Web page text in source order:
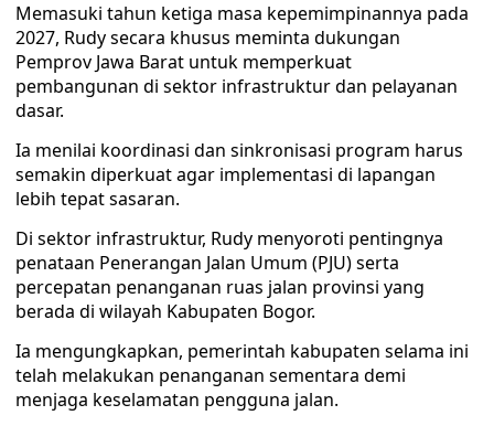
Memasuki tahun ketiga masa kepemimpinannya pada
2027, Rudy secara khusus meminta dukungan
Pemprov Jawa Barat untuk memperkuat
pembangunan di sektor infrastruktur dan pelayanan
dasar.
Ia menilai koordinasi dan sinkronisasi program harus
semakin diperkuat agar implementasi di lapangan
lebih tepat sasaran.
Di sektor infrastruktur, Rudy menyoroti pentingnya
penataan Penerangan Jalan Umum (PJU) serta
percepatan penanganan ruas jalan provinsi yang
berada di wilayah Kabupaten Bogor.
Ia mengungkapkan, pemerintah kabupaten selama ini
telah melakukan penanganan sementara demi
menjaga keselamatan pengguna jalan.